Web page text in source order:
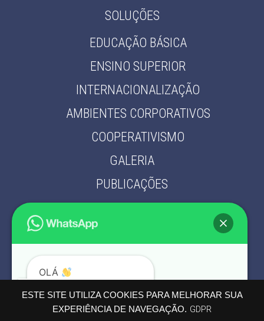
ESTE SITE UTILIZA COOKIES PARA MELHORAR SUA
EXPERIÊNCIA DE NAVEGAÇÃO. GDPR
SOLUÇÕES
EDUCAÇÃO BÁSICA
ENSINO SUPERIOR
INTERNACIONALIZAÇÃO
AMBIENTES CORPORATIVOS
COOPERATIVISMO
GALERIA
PUBLICAÇÕES
PARCEIROS
POLÍTICA DE PRIVACIDADE
OLÁ